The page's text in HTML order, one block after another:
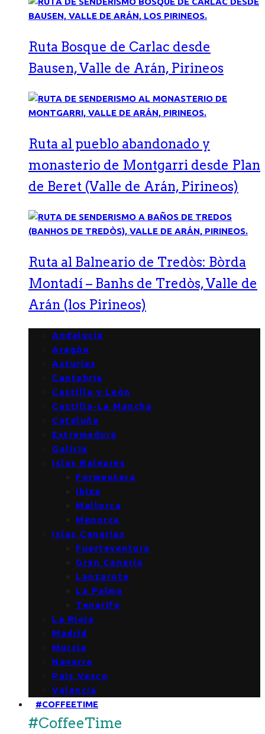
Ruta Bosque de Carlac desde
Bausen, Valle de Arán, Pirineos
Ruta al pueblo abandonado y
monasterio de Montgarri desde Plan
de Beret (Valle de Arán, Pirineos)
Ruta al Balneario de Tredòs: Bòrda
Montadí – Banhs de Tredòs, Valle de
Arán (los Pirineos)
Andalucía
Aragón
Asturias
Cantabria
Castilla y León
Castilla-La Mancha
Cataluña
Extremadura
Galicia
Islas Baleares
Formentera
Ibiza
Mallorca
Menorca
Islas Canarias
Fuerteventura
Gran Canaria
Lanzarote
La Palma
Tenerife
La Rioja
Madrid
Murcia
Navarra
País Vasco
Valencia
#COFFEETIME
#CoffeeTime